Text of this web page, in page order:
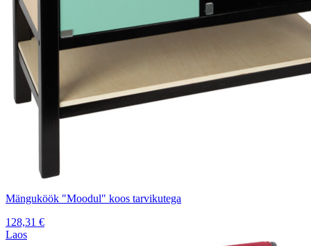
Mänguköök "Moodul" koos tarvikutega
128,31 €
Laos